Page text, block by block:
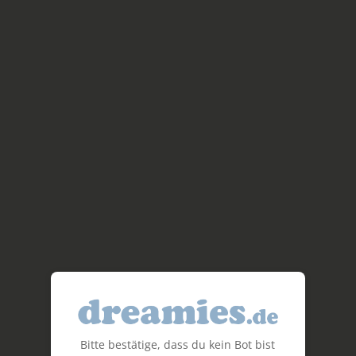
Bitte bestätige, dass du kein Bot bist